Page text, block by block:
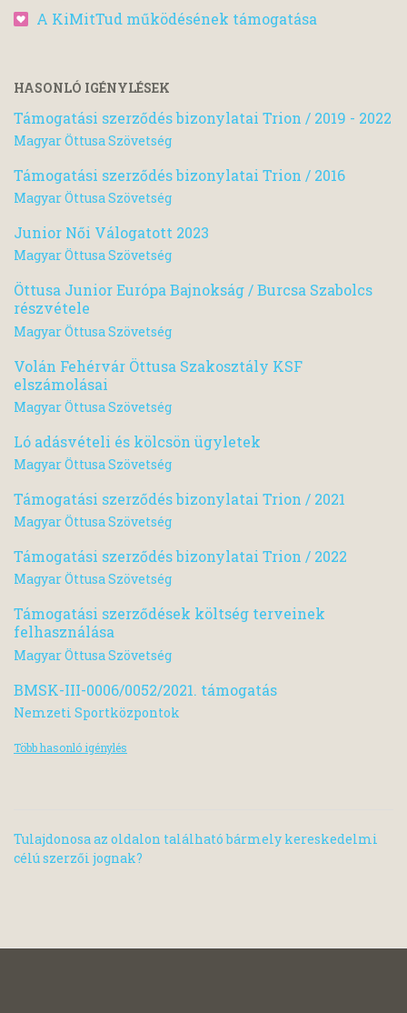
A KiMitTud működésének támogatása
HASONLÓ IGÉNYLÉSEK
Támogatási szerződés bizonylatai Trion / 2019 - 2022
Magyar Öttusa Szövetség
Támogatási szerződés bizonylatai Trion / 2016
Magyar Öttusa Szövetség
Junior Női Válogatott 2023
Magyar Öttusa Szövetség
Öttusa Junior Európa Bajnokság / Burcsa Szabolcs
részvétele
Magyar Öttusa Szövetség
Volán Fehérvár Öttusa Szakosztály KSF
elszámolásai
Magyar Öttusa Szövetség
Ló adásvételi és kölcsön ügyletek
Magyar Öttusa Szövetség
Támogatási szerződés bizonylatai Trion / 2021
Magyar Öttusa Szövetség
Támogatási szerződés bizonylatai Trion / 2022
Magyar Öttusa Szövetség
Támogatási szerződések költség terveinek
felhasználása
Magyar Öttusa Szövetség
BMSK-III-0006/0052/2021. támogatás
Nemzeti Sportközpontok
Több hasonló igénylés
Tulajdonosa az oldalon található bármely kereskedelmi
célú szerzői jognak?